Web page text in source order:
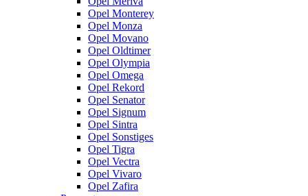
Opel Monterey
Opel Monza
Opel Movano
Opel Oldtimer
Opel Olympia
Opel Omega
Opel Rekord
Opel Senator
Opel Signum
Opel Sintra
Opel Sonstiges
Opel Tigra
Opel Vectra
Opel Vivaro
Opel Zafira